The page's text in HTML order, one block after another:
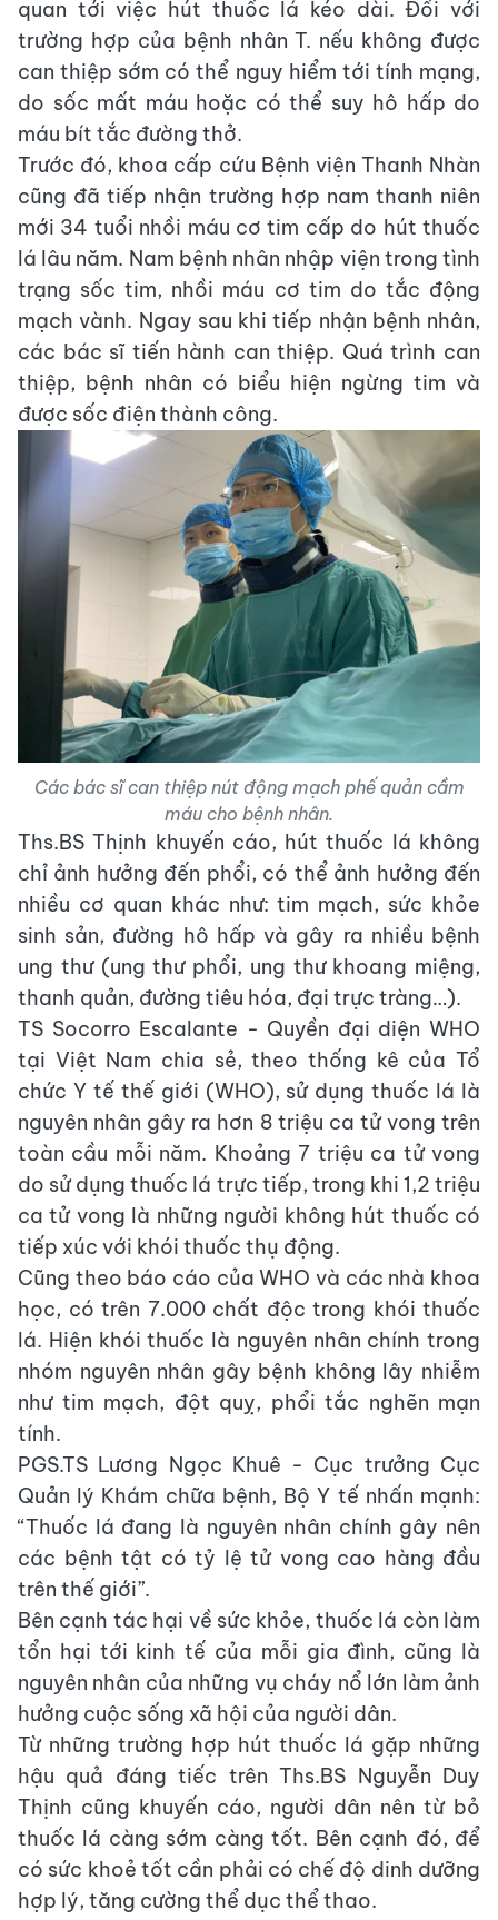
quan tới việc hút thuốc lá kéo dài. Đối với
trường hợp của bệnh nhân T. nếu không được
can thiệp sớm có thể nguy hiểm tới tính mạng,
do sốc mất máu hoặc có thể suy hô hấp do
máu bít tắc đường thở.
Trước đó, khoa cấp cứu Bệnh viện Thanh Nhàn
cũng đã tiếp nhận trường hợp nam thanh niên
mới 34 tuổi nhồi máu cơ tim cấp do hút thuốc
lá lâu năm. Nam bệnh nhân nhập viện trong tình
trạng sốc tim, nhồi máu cơ tim do tắc động
mạch vành. Ngay sau khi tiếp nhận bệnh nhân,
các bác sĩ tiến hành can thiệp. Quá trình can
thiệp, bệnh nhân có biểu hiện ngừng tim và
được sốc điện thành công.
Các bác sĩ can thiệp nút động mạch phế quản cầm
máu cho bệnh nhân.
Ths.BS Thịnh khuyến cáo, hút thuốc lá không
chỉ ảnh hưởng đến phổi, có thể ảnh hưởng đến
nhiều cơ quan khác như: tim mạch, sức khỏe
sinh sản, đường hô hấp và gây ra nhiều bệnh
ung thư (ung thư phổi, ung thư khoang miệng,
thanh quản, đường tiêu hóa, đại trực tràng…).
TS Socorro Escalante - Quyền đại diện WHO
tại Việt Nam chia sẻ, theo thống kê của Tổ
chức Y tế thế giới (WHO), sử dụng thuốc lá là
nguyên nhân gây ra hơn 8 triệu ca tử vong trên
toàn cầu mỗi năm. Khoảng 7 triệu ca tử vong
do sử dụng thuốc lá trực tiếp, trong khi 1,2 triệu
ca tử vong là những người không hút thuốc có
tiếp xúc với khói thuốc thụ động.
Cũng theo báo cáo của WHO và các nhà khoa
học, có trên 7.000 chất độc trong khói thuốc
lá. Hiện khói thuốc là nguyên nhân chính trong
nhóm nguyên nhân gây bệnh không lây nhiễm
như tim mạch, đột quỵ, phổi tắc nghẽn mạn
tính.
PGS.TS Lương Ngọc Khuê - Cục trưởng Cục
Quản lý Khám chữa bệnh, Bộ Y tế nhấn mạnh:
“Thuốc lá đang là nguyên nhân chính gây nên
các bệnh tật có tỷ lệ tử vong cao hàng đầu
trên thế giới”.
Bên cạnh tác hại về sức khỏe, thuốc lá còn làm
tổn hại tới kinh tế của mỗi gia đình, cũng là
nguyên nhân của những vụ cháy nổ lớn làm ảnh
hưởng cuộc sống xã hội của người dân.
Từ những trường hợp hút thuốc lá gặp những
hậu quả đáng tiếc trên Ths.BS Nguyễn Duy
Thịnh cũng khuyến cáo, người dân nên từ bỏ
thuốc lá càng sớm càng tốt. Bên cạnh đó, để
có sức khoẻ tốt cần phải có chế độ dinh dưỡng
hợp lý, tăng cường thể dục thể thao.